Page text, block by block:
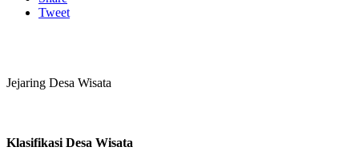
Tweet
Jejaring Desa Wisata
Klasifikasi Desa Wisata